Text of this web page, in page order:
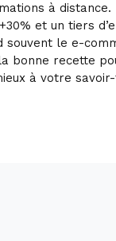
à distance.
et un tiers
souvent le e-
bonne recette
à votre